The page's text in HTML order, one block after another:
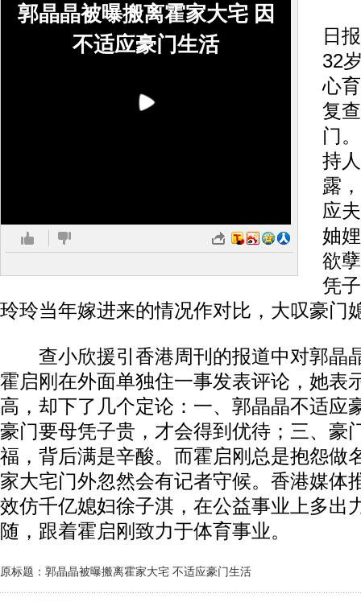
郭晶晶被曝搬离霍家大宅 因
不适应豪门生活
日
32
心
复
门
持
露
应
妯
欲
凭
玲玲当年嫁进来的情况作对比，大叹豪门
查小欣援引香港周刊的报道中对郭晶
霍启刚在外面单独住一事发表评论，她表
高，却下了几个定论：一、郭晶晶不适应
豪门要母凭子贵，才会得到优待；三、豪
福，背后满是辛酸。而霍启刚总是抱怨做
家大宅门外忽然会有记者守候。香港媒体
效仿千亿媳妇徐子淇，在公益事业上多出
随，跟着霍启刚致力于体育事业。
原标题：郭晶晶被曝搬离霍家大宅 不适应豪门生活